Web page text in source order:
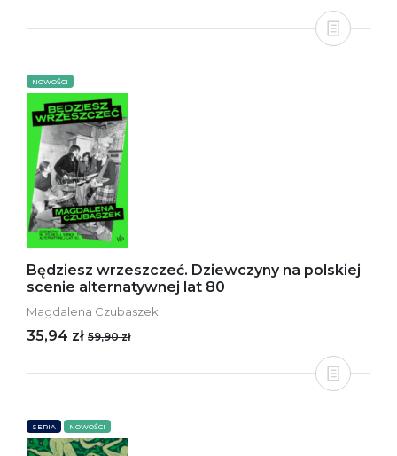
NOWOŚCI
Będziesz wrzeszczeć. Dziewczyny na polskiej
scenie alternatywnej lat 80
Magdalena Czubaszek
35,94 zł 59,90 zł
SERIA NOWOŚCI